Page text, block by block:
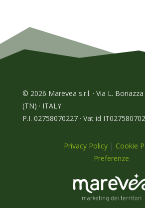
© 2026 Marevea s.r.l. · Via L.
(TN) · ITALY
P.I. 02758070227 · Vat id
Privacy Policy | Cookie
Preferenze